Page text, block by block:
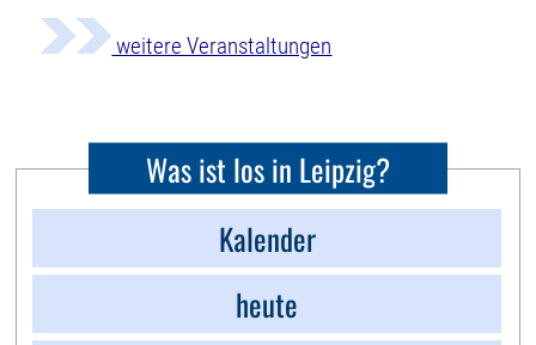
weitere Veranstaltungen
Was ist los in Leipzig?
Kalender
heute